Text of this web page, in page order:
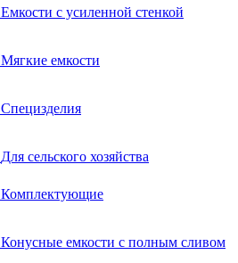
Емкости с усиленной стенкой
Мягкие емкости
Специзделия
Для сельского хозяйства
Комплектующие
Конусные емкости с полным сливом